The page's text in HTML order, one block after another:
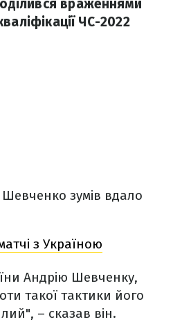
враженнями
ЧС-2022
зумів вдало
з Україною
Андрію Шевченку,
такої тактики його
– сказав він.